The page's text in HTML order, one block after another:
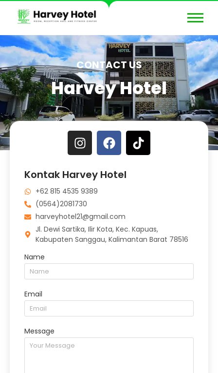
CONTACT US
Harvey Hotel
Kontak Harvey Hotel
+62 815 4535 9389
(0564)2081730
harveyhotel21@gmail.com
Jl. Dewi Sartika, Ilir Kota, Kec. Kapuas,
Kabupaten Sanggau, Kalimantan Barat 78516
Name
Email
Message